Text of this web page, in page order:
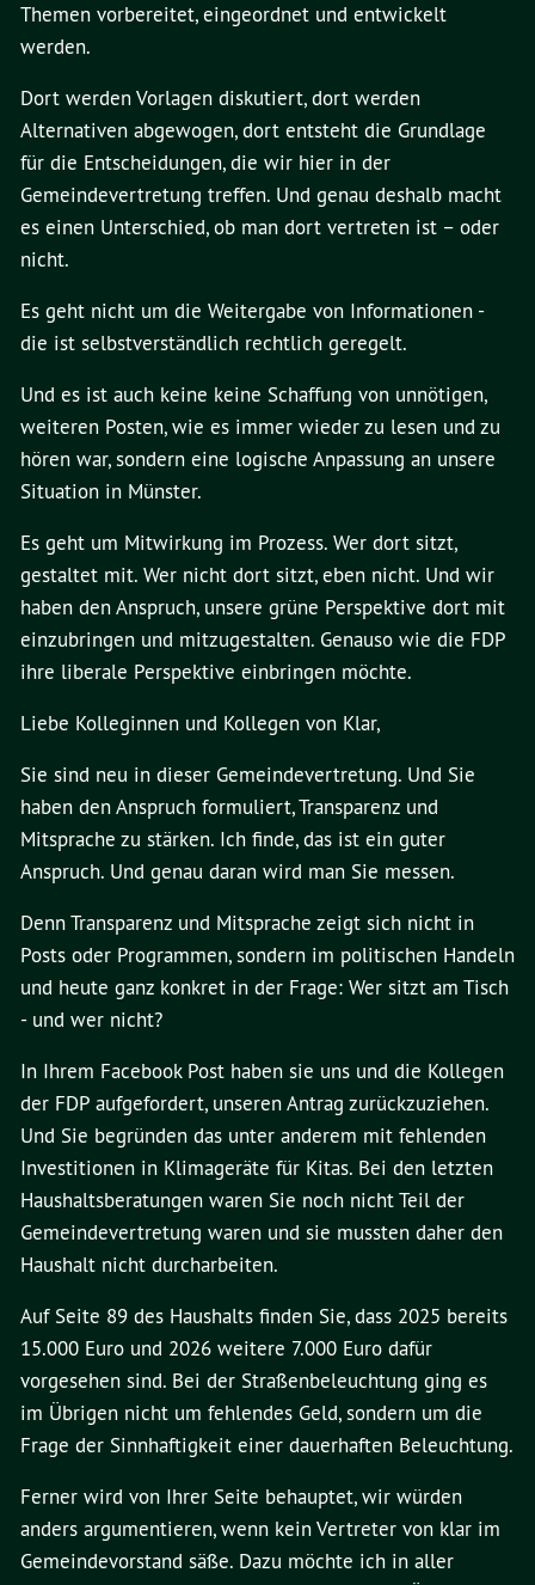
Themen vorbereitet, eingeordnet und entwickelt
werden.
Dort werden Vorlagen diskutiert, dort werden
Alternativen abgewogen, dort entsteht die Grundlage
für die Entscheidungen, die wir hier in der
Gemeindevertretung treffen. Und genau deshalb macht
es einen Unterschied, ob man dort vertreten ist – oder
nicht.
Es geht nicht um die Weitergabe von Informationen -
die ist selbstverständlich rechtlich geregelt.
Und es ist auch keine keine Schaffung von unnötigen,
weiteren Posten, wie es immer wieder zu lesen und zu
hören war, sondern eine logische Anpassung an unsere
Situation in Münster.
Es geht um Mitwirkung im Prozess. Wer dort sitzt,
gestaltet mit. Wer nicht dort sitzt, eben nicht. Und wir
haben den Anspruch, unsere grüne Perspektive dort mit
einzubringen und mitzugestalten. Genauso wie die FDP
ihre liberale Perspektive einbringen möchte.
Liebe Kolleginnen und Kollegen von Klar,
Sie sind neu in dieser Gemeindevertretung. Und Sie
haben den Anspruch formuliert, Transparenz und
Mitsprache zu stärken. Ich finde, das ist ein guter
Anspruch. Und genau daran wird man Sie messen.
Denn Transparenz und Mitsprache zeigt sich nicht in
Posts oder Programmen, sondern im politischen Handeln
und heute ganz konkret in der Frage: Wer sitzt am Tisch
- und wer nicht?
In Ihrem Facebook Post haben sie uns und die Kollegen
der FDP aufgefordert, unseren Antrag zurückzuziehen.
Und Sie begründen das unter anderem mit fehlenden
Investitionen in Klimageräte für Kitas. Bei den letzten
Haushaltsberatungen waren Sie noch nicht Teil der
Gemeindevertretung waren und sie mussten daher den
Haushalt nicht durcharbeiten.
Auf Seite 89 des Haushalts finden Sie, dass 2025 bereits
15.000 Euro und 2026 weitere 7.000 Euro dafür
vorgesehen sind. Bei der Straßenbeleuchtung ging es
im Übrigen nicht um fehlendes Geld, sondern um die
Frage der Sinnhaftigkeit einer dauerhaften Beleuchtung.
Ferner wird von Ihrer Seite behauptet, wir würden
anders argumentieren, wenn kein Vertreter von klar im
Gemeindevorstand säße. Dazu möchte ich in aller